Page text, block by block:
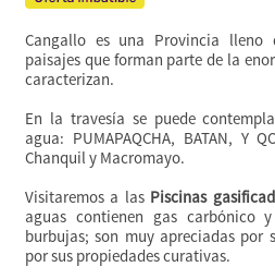
Cangallo es una Provincia lleno
paisajes que forman parte de la
caracterizan.
En la travesía se puede
agua: PUMAPAQCHA, BATAN, Y
Chanquil y Macromayo.
Visitaremos a las Piscinas
aguas contienen gas carbónico
burbujas; son muy apreciadas por
por sus propiedades curativas.